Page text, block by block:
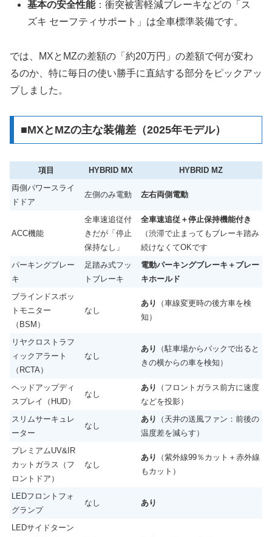
基本の安全性能：衝突被害軽減ブレーキなどの「ス
ズキ セーフティサポート」は全車標準装備です。
では、MXとMZの差額の「約20万円」の差額で何が変わ
るのか、特に毎日の使い勝手に直結する部分をピックアッ
プしました。
■MXとMZの主な装備差（2025年モデル）
項目 HYBRID MX
HYBRID MZ
両側パワースライ
ドドア
左側のみ電動 左右両側電動
ACC機能
全車速追従付
きだが「停止
保持なし」
全車速追従＋停止保持機能付き
（渋滞で止まってもブレーキ踏み
続けなくてOKです
パーキングブレー
キ
足踏み式フッ
トブレーキ
電動パーキングブレーキ＋ブレー
キホールド
ブラインドスポッ
トモニター
（BSM）
なし
あり
（車線変更時の後方車を検
知）
リヤクロストラフ
ィックアラート
（RCTA）
なし
あり
（駐車場からバックで出ると
きの横からの車を検知）
ヘッドアップディ
スプレイ（HUD）
なし
あり
（フロントガラス前方に速度
などを投影）
スリムサーキュレ
ーター
なし
あり
（天井の送風ファン：前後の
温度差を減らす）
プレミアムUV&IR
カットガラス（フ
ロントドア）
なし
あり
（紫外線99％カット＋赤外線
もカット）
LEDフロントフォ
グランプ
なし あり
LEDサイドターン